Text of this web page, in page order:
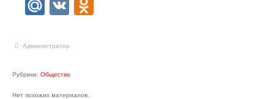
Mail.Ru
VK
Администратор
Рубрики: Общество
Нет похожих материалов.